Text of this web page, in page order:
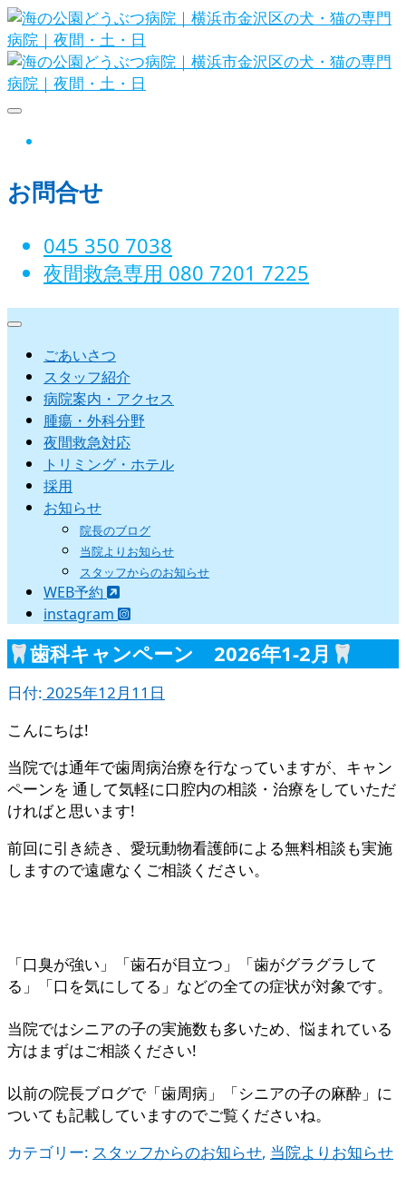
Skip
to
content
日
お問合せ
045 350 7038‬
夜間救急専用 080 7201 7225‬
ごあいさつ
スタッフ紹介
病院案内・アクセス
腫瘍・外科分野
夜間救急対応
トリミング・ホテル
採用
お知らせ
院長のブログ
当院よりお知らせ
スタッフからのお知らせ
WEB予約
instagram
歯科キャンペーン 2026年1-2月
日付: 2025年12月11日
こんにちは!
当院では通年で歯周病治療を行なっていますが、キャン
ペーンを 通して気軽に口腔内の相談・治療をしていただ
ければと思います!
前回に引き続き、愛玩動物看護師による無料相談も実施
しますので遠慮なくご相談ください。
「口臭が強い」「歯石が目立つ」「歯がグラグラして
る」「口を気にしてる」などの全ての症状が対象です。
当院ではシニアの子の実施数も多いため、悩まれている
方はまずはご相談ください!
以前の院長ブログで「歯周病」「シニアの子の麻酔」に
ついても記載していますのでご覧くださいね。
カテゴリー: スタッフからのお知らせ, 当院よりお知らせ